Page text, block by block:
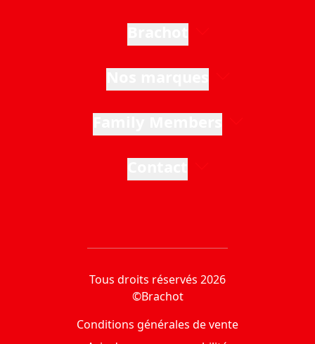
Tous droits réservés 2026
©Brachot
Conditions générales de vente